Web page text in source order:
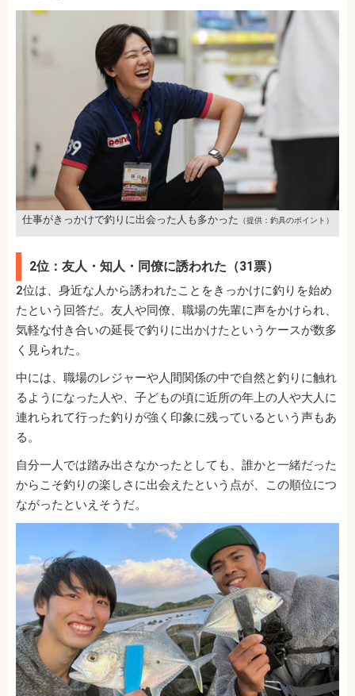
仕事がきっかけで釣りに出会った人も多かった （提供：釣具のポイント）
2位：友人・知人・同僚に誘われた（31票）
2位は、身近な人から誘われたことをきっかけに釣りを始め
たという回答だ。友人や同僚、職場の先輩に声をかけられ、
気軽な付き合いの延長で釣りに出かけたというケースが数多
く見られた。
中には、職場のレジャーや人間関係の中で自然と釣りに触れ
るようになった人や、子どもの頃に近所の年上の人や大人に
連れられて行った釣りが強く印象に残っているという声もあ
る。
自分一人では踏み出さなかったとしても、誰かと一緒だった
からこそ釣りの楽しさに出会えたという点が、この順位につ
ながったといえそうだ。